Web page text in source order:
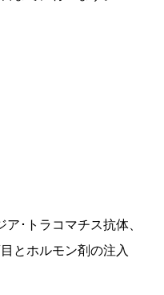
･トラコマチス抗体、
とホルモン剤の注入